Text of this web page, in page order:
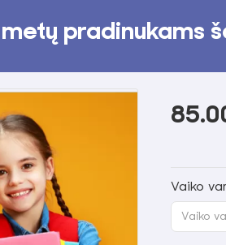
pradinukams
Vaiko